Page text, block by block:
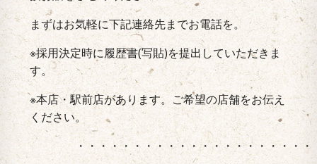
まずはお気軽に下記連絡先までお電話を。
※採用決定時に履歴書(写貼)を提出していただきま
す。
※本店・駅前店があります。ご希望の店舗をお伝え
ください。
・・・・・・・・・・・・・・・・・・・・・・